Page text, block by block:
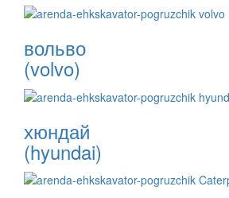
вольво
(volvo)
хюндай
(hyundai)